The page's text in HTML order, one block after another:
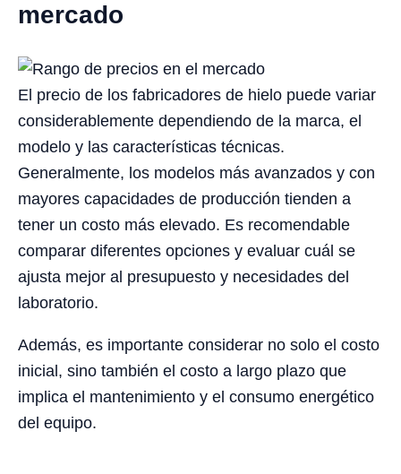
mercado
El precio de los fabricadores de hielo puede variar
considerablemente dependiendo de la marca, el
modelo y las características técnicas.
Generalmente, los modelos más avanzados y con
mayores capacidades de producción tienden a
tener un costo más elevado. Es recomendable
comparar diferentes opciones y evaluar cuál se
ajusta mejor al presupuesto y necesidades del
laboratorio.
Además, es importante considerar no solo el costo
inicial, sino también el costo a largo plazo que
implica el mantenimiento y el consumo energético
del equipo.